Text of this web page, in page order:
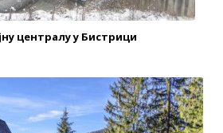
централу у Бистрици